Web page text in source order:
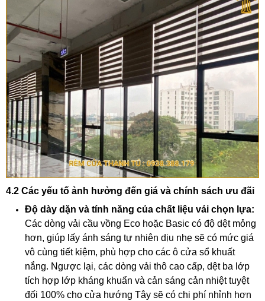
4.2 Các yếu tố ảnh hưởng đến giá và chính sách ưu đãi
Độ dày dặn và tính năng của chất liệu vải chọn lựa:
Các dòng vải cầu vồng Eco hoặc Basic có độ dệt mỏng
hơn, giúp lấy ánh sáng tự nhiên dịu nhẹ sẽ có mức giá
vô cùng tiết kiệm, phù hợp cho các ô cửa sổ khuất
nắng. Ngược lại, các dòng vải thô cao cấp, dệt ba lớp
tích hợp lớp kháng khuẩn và cản sáng cản nhiệt tuyệt
đối 100% cho cửa hướng Tây sẽ có chi phí nhỉnh hơn